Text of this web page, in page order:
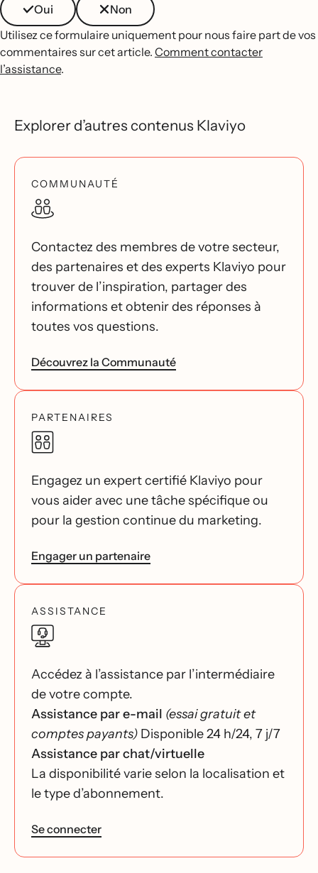
Oui
Non
Utilisez ce formulaire uniquement pour nous faire part de vos
commentaires sur cet article. Comment contacter
l’assistance.
Explorer d’autres contenus Klaviyo
COMMUNAUTÉ
Contactez des membres de votre secteur,
des partenaires et des experts Klaviyo pour
trouver de l’inspiration, partager des
informations et obtenir des réponses à
toutes vos questions.
Découvrez la Communauté
PARTENAIRES
Engagez un expert certifié Klaviyo pour
vous aider avec une tâche spécifique ou
pour la gestion continue du marketing.
Engager un partenaire
ASSISTANCE
Accédez à l’assistance par l’intermédiaire
de votre compte.
Assistance par e-mail (essai gratuit et
comptes payants) Disponible 24 h/24, 7 j/7
Assistance par chat/virtuelle
La disponibilité varie selon la localisation et
le type d’abonnement.
Se connecter